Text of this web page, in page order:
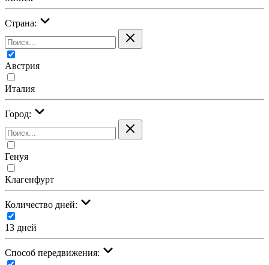
Страна:
Австрия
Италия
Город:
Генуя
Клагенфурт
Количество дней:
13 дней
Cпособ передвижения: